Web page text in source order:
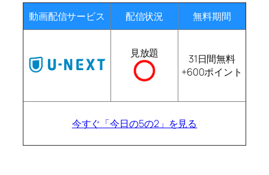
動画配信サービス 配信状況 無料期間
見放題
31日間無料
+600ポイント
今すぐ「今日の5の2」を見る